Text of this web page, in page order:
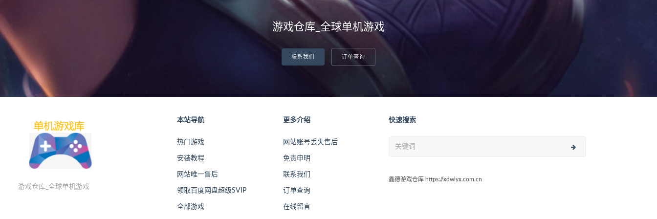
游戏仓库_全球单机游戏
联系我们 订单查询
游戏仓库_全球单机游戏
本站导航
热门游戏
安装教程
网站唯一售后
领取百度网盘超级SVIP
全部游戏
更多介绍
网站账号丢失售后
免责申明
联系我们
订单查询
在线留言
快速搜索
鑫德游戏仓库 https://xdwlyx.com.cn